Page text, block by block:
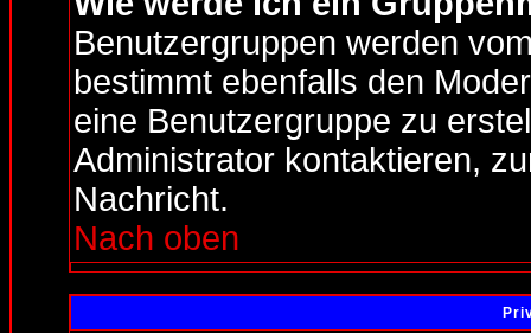
Benutzergruppen werden
bestimmt ebenfalls den
eine Benutzergruppe zu
Administrator kontaktieren,
Nachricht.
Nach oben